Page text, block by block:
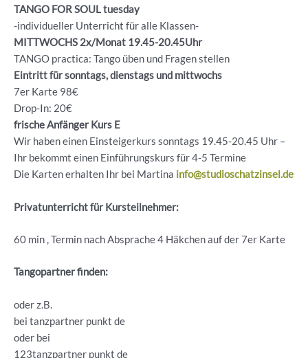
TANGO FOR SOUL tuesday
-individueller Unterricht für alle Klassen-
MITTWOCHS 2x/Monat 19.45-20.45Uhr
TANGO practica: Tango üben und Fragen stellen
Eintritt für sonntags, dienstags und mittwochs
7er Karte 98€
Drop-In: 20€
frische Anfänger Kurs E
Wir haben einen Einsteigerkurs sonntags 19.45-20.45 Uhr –
Ihr bekommt einen Einführungskurs für 4-5 Termine
Die Karten erhalten Ihr bei Martina info@studioschatzinsel.de
Privatunterricht für Kursteilnehmer:
60 min , Termin nach Absprache 4 Häkchen auf der 7er Karte
Tangopartner finden:
oder z.B.
bei tanzpartner punkt de
oder bei
123tanzpartner punkt de